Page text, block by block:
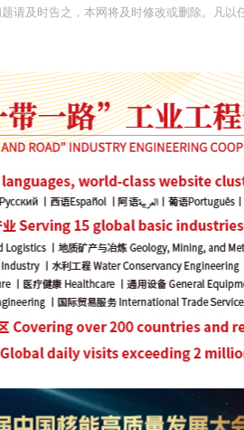
请及时告之，本网将及时修改或删除。凡